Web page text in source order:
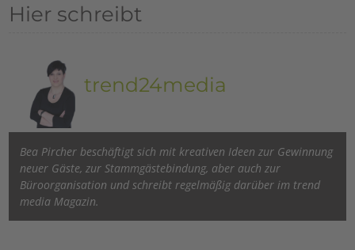
Hier schreibt
trend24media
Bea Pircher beschäftigt sich mit kreativen Ideen zur Gewinnung
neuer Gäste, zur Stammgästebindung, aber auch zur
Büroorganisation und schreibt regelmäßig darüber im trend
media Magazin.